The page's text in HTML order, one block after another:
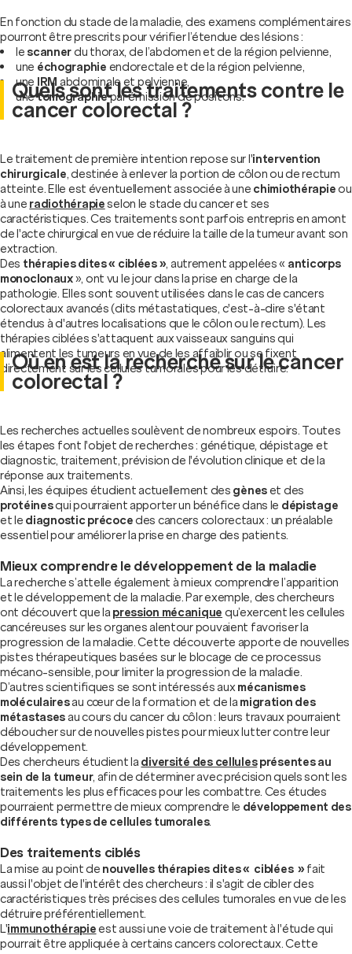
En fonction du stade de la maladie, des examens complémentaires
pourront être prescrits pour vérifier l’étendue des lésions :
le scannerdu thorax, de l’abdomen et de la région pelvienne,
une échographie endorectale et de la région pelvienne,
une IRM abdominale et pelvienne,
unetomographiepar émission de positons.
Quels sont les traitements contre le
cancer colorectal ?
Le traitement de première intention repose sur l'intervention
chirurgicale, destinée à enlever la portion de côlon ou de rectum
atteinte. Elle est éventuellement associée à une chimiothérapieou
à une radiothérapieselon le stade du cancer et ses
caractéristiques. Ces traitements sont parfois entrepris en amont
de l'acte chirurgical en vue de réduire la taille de la tumeur avant son
extraction.
Des thérapies dites « ciblées », autrement appelées « anticorps
monoclonaux», ont vu le jour dans la prise en charge de la
pathologie. Elles sont souvent utilisées dans le cas de cancers
colorectaux avancés (dits métastatiques, c'est-à-dire s'étant
étendus à d'autres localisations que le côlon ou le rectum). Les
thérapies ciblées s'attaquent aux vaisseaux sanguins qui
alimentent les tumeurs en vue de les affaiblir ou se fixent
directement sur les cellules tumorales pour les détruire.
Où en est la recherche sur le cancer
colorectal ?
Les recherches actuelles soulèvent de nombreux espoirs. Toutes
les étapes font l'objet de recherches : génétique, dépistage et
diagnostic, traitement, prévision de l'évolution clinique et de la
réponse aux traitements.
Ainsi, les équipes étudient actuellement des gèneset des
protéinesqui pourraient apporter un bénéfice dans le dépistage
et le diagnostic précocedes cancers colorectaux : un préalable
essentiel pour améliorer la prise en charge des patients.
Mieux comprendre le développement de la maladie
La recherche s’attelle également à mieux comprendre l’apparition
et le développement de la maladie. Par exemple, des chercheurs
ont découvert que lapression mécanique qu’exercent les cellules
cancéreuses sur les organes alentour pouvaient favoriser la
progression de la maladie. Cette découverte apporte de nouvelles
pistes thérapeutiques basées sur le blocage de ce processus
mécano-sensible, pour limiter la progression de la maladie.
D’autres scientifiques se sont intéressés auxmécanismes
moléculairesau cœur de la formation et de lamigration des
métastases au cours du cancer du côlon : leurs travaux pourraient
déboucher sur de nouvelles pistes pour mieux lutter contre leur
développement.
Des chercheurs étudient ladiversité des cellulesprésentes au
sein de la tumeur, afin de déterminer avec précision quels sont les
traitements les plus efficaces pour les combattre. Ces études
pourraient permettre de mieux comprendre le développement des
différents types de cellules tumorales.
Des traitements ciblés
La mise au point de nouvelles thérapies dites « ciblées »fait
aussi l'objet de l'intérêt des chercheurs : il s'agit de cibler des
caractéristiques très précises des cellules tumorales en vue de les
détruire préférentiellement.
L'immunothérapieest aussi une voie de traitement à l'étude qui
pourrait être appliquée à certains cancers colorectaux. Cette